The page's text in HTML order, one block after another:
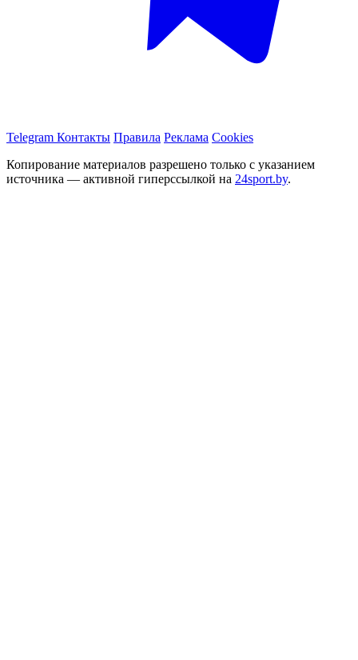
Telegram Контакты Правила Реклама Cookies
Копирование материалов разрешено только с указанием
источника — активной гиперссылкой на 24sport.by.